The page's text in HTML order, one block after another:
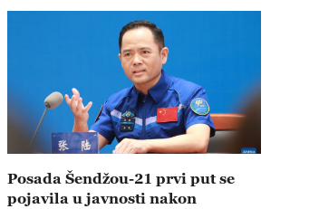
Posada Šendžou-21 prvi put se
pojavila u javnosti nakon